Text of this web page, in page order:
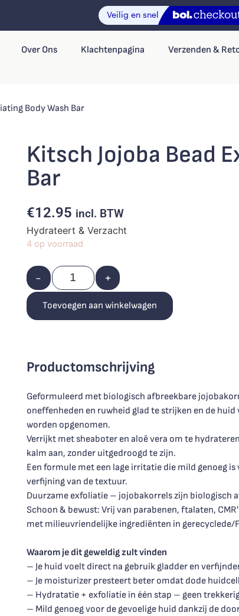
Over Ons Klachtenpagina Verzenden &
Body Wash Bar
Kitsch Jojoba Bead
Bar
€12.95 incl. BTW
Hydrateert & Verzacht
4 op voorraad
- +
Toevoegen aan winkelwagen
Productomschrijving
Geformuleerd met biologisch afbreekbare
oneffenheden en ruwheid glad te strijken en de
worden opgenomen.
Verrijkt met sheaboter en aloë vera om te
kalm aan, zonder uitgedroogd te zijn.
Een formule met een lage irritatie die mild genoeg
verfijning van de textuur.
Duurzame exfoliatie – jojobakorrels zijn biologisch
Schoon & bewust: Vrij van parabenen, ftalaten,
met milieuvriendelijke ingrediënten in gerecyclede/
Waarom je dit geweldig zult vinden
– Je huid voelt direct na gebruik gladder en
– Je moisturizer presteert beter omdat dode
– Hydratatie + exfoliatie in één stap – geen
– Mild genoeg voor de gevoelige huid dankzij de